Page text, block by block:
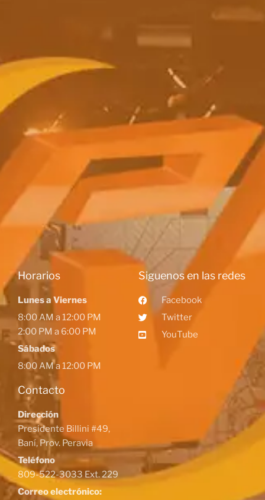
Horarios
Lunes a Viernes
8:00 AM a 12:00 PM
2:00 PM a 6:00 PM
Sábados
8:00 AM a 12:00 PM
Contacto
Dirección
Presidente Billini #49,
Baní, Prov. Peravia
Teléfono
809-522-3033 Ext. 229
Correo electrónico:
Siguenos en las redes
Facebook
Twitter
YouTube